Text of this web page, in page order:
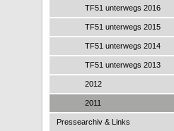
TF51 unterwegs 2016
TF51 unterwegs 2015
TF51 unterwegs 2014
TF51 unterwegs 2013
2012
2011
Pressearchiv & Links